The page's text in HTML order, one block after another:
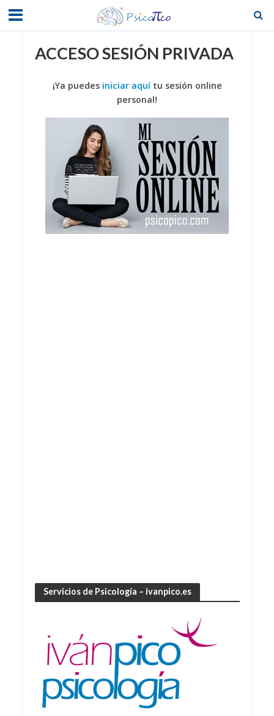
ACCESO SESIÓN PRIVADA
¡Ya puedes iniciar aquítu sesión online
personal!
Servicios de Psicología – ivanpico.es